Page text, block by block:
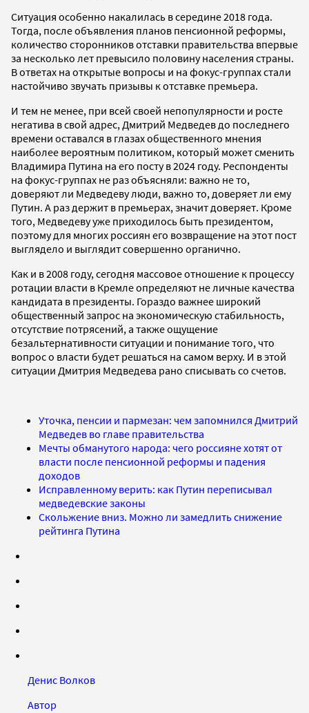
Ситуация особенно накалилась в середине 2018 года.
Тогда, после объявления планов пенсионной реформы,
количество сторонников отставки правительства впервые
за несколько лет превысило половину населения страны.
В ответах на открытые вопросы и на фокус-группах стали
настойчиво звучать призывы к отставке премьера.
И тем не менее, при всей своей непопулярности и росте
негатива в свой адрес, Дмитрий Медведев до последнего
времени оставался в глазах общественного мнения
наиболее вероятным политиком, который может сменить
Владимира Путина на его посту в 2024 году. Респонденты
на фокус-группах не раз объясняли: важно не то,
доверяют ли Медведеву люди, важно то, доверяет ли ему
Путин. А раз держит в премьерах, значит доверяет. Кроме
того, Медведеву уже приходилось быть президентом,
поэтому для многих россиян его возвращение на этот пост
выглядело и выглядит совершенно органично.
Как и в 2008 году, сегодня массовое отношение к процессу
ротации власти в Кремле определяют не личные качества
кандидата в президенты. Гораздо важнее широкий
общественный запрос на экономическую стабильность,
отсутствие потрясений, а также ощущение
безальтернативности ситуации и понимание того, что
вопрос о власти будет решаться на самом верху. И в этой
ситуации Дмитрия Медведева рано списывать со счетов.
Уточка, пенсии и пармезан: чем запомнился Дмитрий
Медведев во главе правительства
Мечты обманутого народа: чего россияне хотят от
власти после пенсионной реформы и падения
доходов
Исправленному верить: как Путин переписывал
медведевские законы
Скольжение вниз. Можно ли замедлить снижение
рейтинга Путина
Денис Волков
Автор